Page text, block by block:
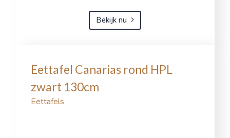
Bekijk nu
Eettafel Canarias rond HPL
zwart 130cm
Eettafels